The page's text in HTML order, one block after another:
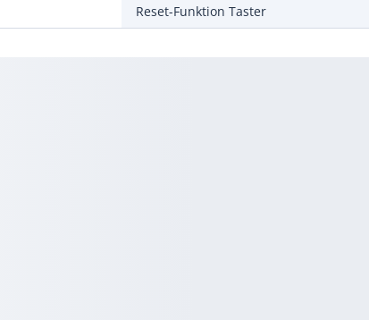
Reset-Funktion Taster